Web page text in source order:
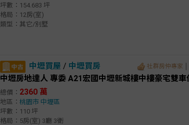
坪數：154.683 坪
格局：12房(室)
類型：其它/別墅
中壢買屋 / 中壢買房 社群房仲專家
中壢房地達人 專委 A21宏國中壢新城樓中樓豪宅雙車
總價： 2360 萬
地區： 桃園市 中壢區
坪數：110 坪
格局：5房(室) 3廳 3衛